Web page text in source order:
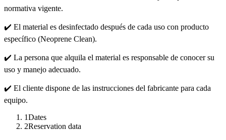
normativa vigente.
✔️ El material es desinfectado después de cada uso con producto
específico (Neoprene Clean).
✔️ La persona que alquila el material es responsable de conocer su
uso y manejo adecuado.
✔️ El cliente dispone de las instrucciones del fabricante para cada
equipo.
1Dates
2Reservation data